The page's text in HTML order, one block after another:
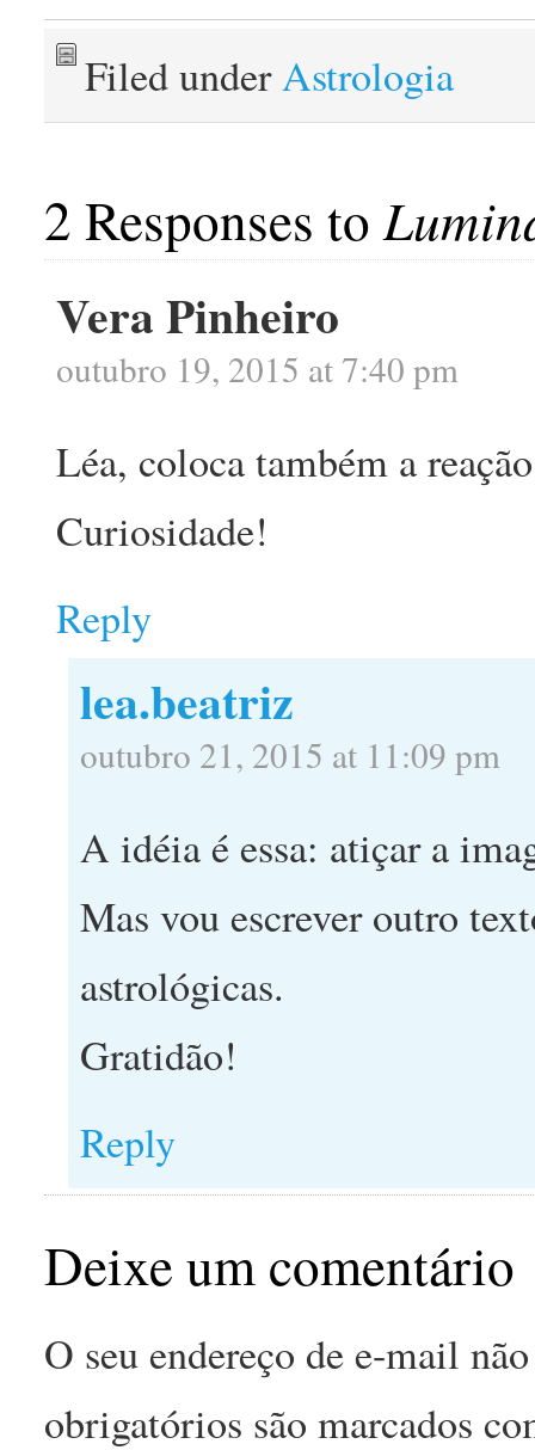
Filed underAstrologia
2 Responses to
Vera Pinheiro
outubro 19, 2015 at 7:40 pm
Léa, coloca também a
Curiosidade!
Reply
lea.beatriz
outubro 21, 2015 at 11:09 pm
A idéia é essa: atiçar a
Mas vou escrever outro
astrológicas.
Gratidão!
Reply
Deixe um comentário
O seu endereço de e-mail
obrigatórios são marcados